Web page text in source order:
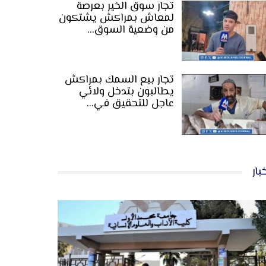
تجار سوق الخير بعرصة
لمعاش بمراكش يشتكون
من وضعية السوق…
تجار بيع السمك بمراكش
يطالبون بتدخل ولائي
عاجل للتحقيق في…